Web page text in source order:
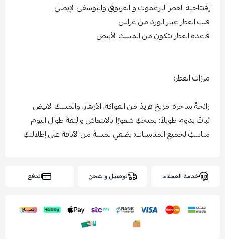
إفتتاحية العطر البرغموت و الغرنوقي واليوسفي الإيطالي
قلب العطر عبير الورد من غراس
قاعدة العطر تتكون من المسك الأبيض
ميزات العطر:
رائحةٌ ساحرة: مزيجٌ فريدٌ من الفواكه، الأزهار، والمسك الابيض
ثباتٌ يدوم طويلاً: يمنحكِ شعورًا بالانتعاش والثقة طوال اليوم
مناسبٌ لجميع المناسبات: يضفي لمسةً من الأناقة على إطلالتكِ
خدمة العملاء توصيل و شحن الدفع